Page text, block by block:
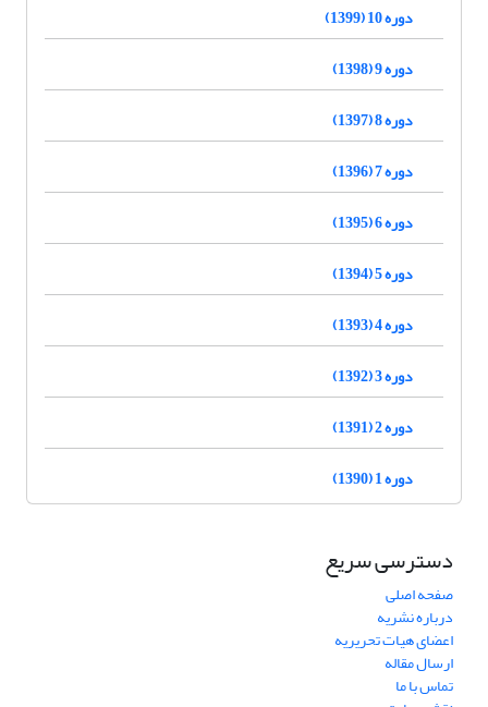
دوره 10 (1399)
دوره 9 (1398)
دوره 8 (1397)
دوره 7 (1396)
دوره 6 (1395)
دوره 5 (1394)
دوره 4 (1393)
دوره 3 (1392)
دوره 2 (1391)
دوره 1 (1390)
دسترسی سریع
صفحه اصلی
درباره نشریه
اعضای هیات تحریریه
ارسال مقاله
تماس با ما